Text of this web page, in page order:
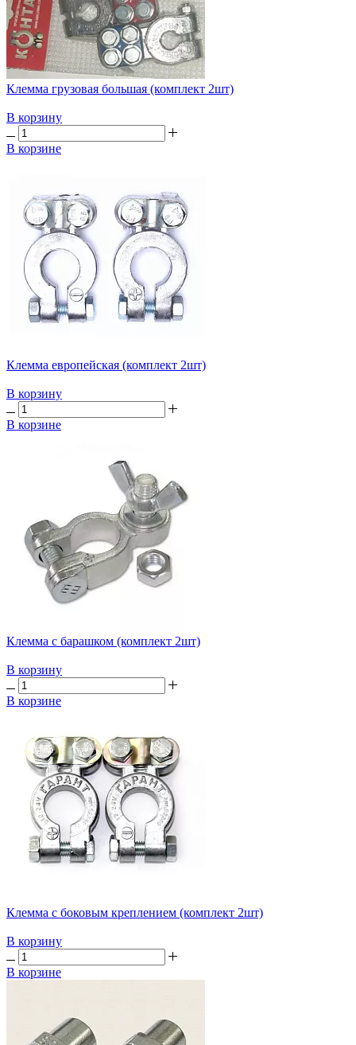
Клемма грузовая большая (комплект 2шт)
В корзину
В корзине
Клемма европейская (комплект 2шт)
В корзину
В корзине
Клемма с барашком (комплект 2шт)
В корзину
В корзине
Клемма с боковым креплением (комплект 2шт)
В корзину
В корзине